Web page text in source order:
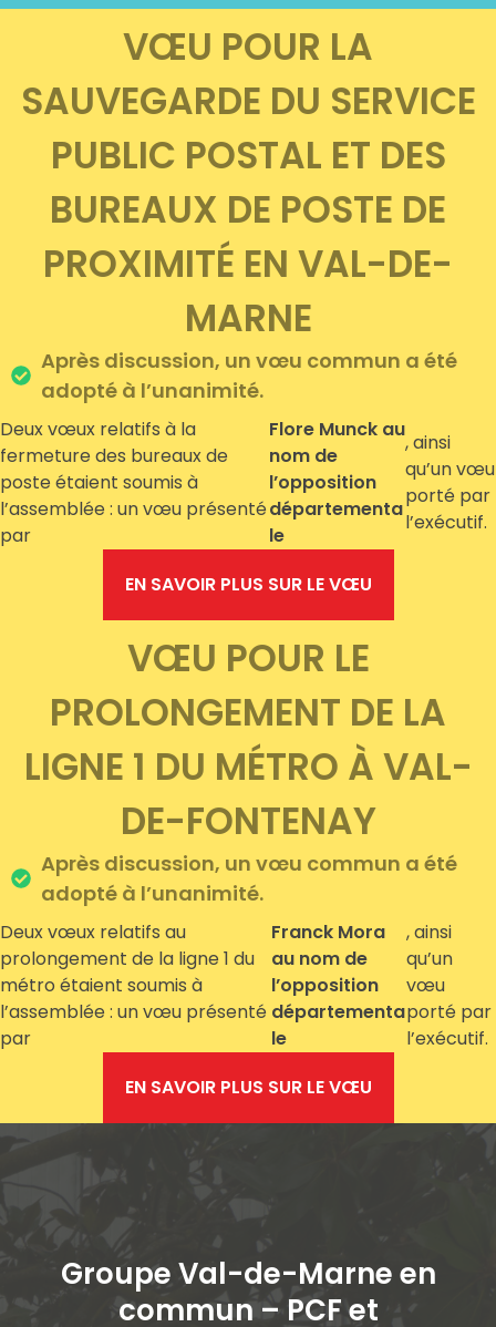
VŒU POUR LA
SAUVEGARDE DU SERVICE
PUBLIC POSTAL ET DES
BUREAUX DE POSTE DE
PROXIMITÉ EN VAL-DE-
MARNE
Après discussion, un vœu commun a été
adopté à l’unanimité.
Deux vœux relatifs à la
fermeture des bureaux de
poste étaient soumis à
l’assemblée : un vœu présenté
par
Flore Munck au
nom de
l’opposition
départementa
le
, ainsi
qu’un vœu
porté par
l’exécutif.
EN SAVOIR PLUS SUR LE VŒU
VŒU POUR LE
PROLONGEMENT DE LA
LIGNE 1 DU MÉTRO À VAL-
DE-FONTENAY
Après discussion, un vœu commun a été
adopté à l’unanimité.
Deux vœux relatifs au
prolongement de la ligne 1 du
métro étaient soumis à
l’assemblée : un vœu présenté
par
Franck Mora
au nom de
l’opposition
départementa
le
, ainsi
qu’un
vœu
porté par
l’exécutif.
EN SAVOIR PLUS SUR LE VŒU
Groupe Val-de-Marne en
commun – PCF et